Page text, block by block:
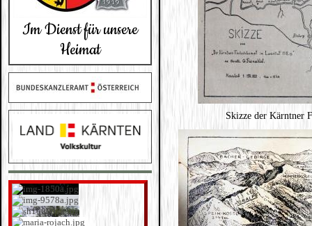
Im Dienst für unsere
Heimat
Skizze der Kärntner